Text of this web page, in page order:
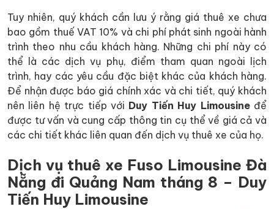
Tuy nhiên, quý khách cần lưu ý rằng giá thuê xe chưa
bao gồm thuế VAT 10% và chi phí phát sinh ngoài hành
trình theo nhu cầu khách hàng. Những chi phí này có
thể là các dịch vụ phụ, điểm tham quan ngoài lịch
trình, hay các yêu cầu đặc biệt khác của khách hàng.
Để nhận được báo giá chính xác và chi tiết, quý khách
nên liên hệ trực tiếp với Duy Tiến Huy Limousineđể
được tư vấn và cung cấp thông tin cụ thể về giá cả và
các chi tiết khác liên quan đến dịch vụ thuê xe của họ.
Dịch vụ thuê xe Fuso Limousine Đà
Nẵng đi Quảng Nam tháng 8 – Duy
Tiến Huy Limousine